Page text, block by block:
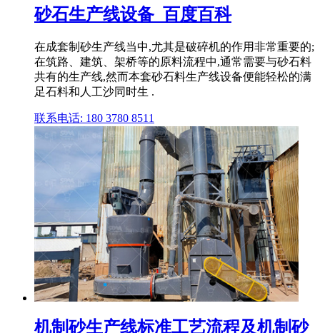
砂石生产线设备_百度百科
在成套制砂生产线当中,尤其是破碎机的作用非常重要的;
在筑路、建筑、架桥等的原料流程中,通常需要与砂石料
共有的生产线,然而本套砂石料生产线设备便能轻松的满
足石料和人工沙同时生 .
联系电话: 180 3780 8511
机制砂生产线标准工艺流程及机制砂